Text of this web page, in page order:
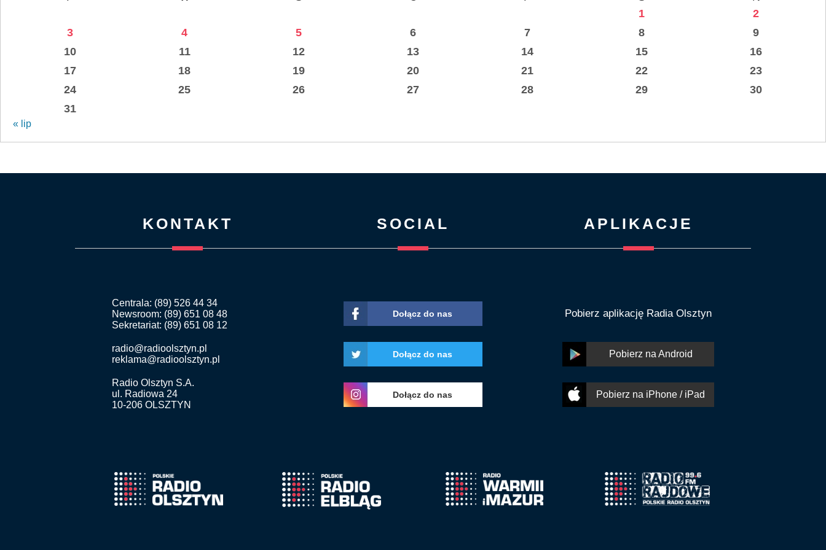
1
2
3
4 5 6 7 8
9
10
11 12 13 14 15
16
17
18 19 20 21 22
23
24
25 26 27 28 29
30
31
« lip
KONTAKT
Centrala: (89) 526 44 34
Newsroom: (89) 651 08 48
Sekretariat: (89) 651 08 12
radio@radioolsztyn.pl
reklama@radioolsztyn.pl
Radio Olsztyn S.A.
ul. Radiowa 24
10-206 OLSZTYN
SOCIAL
Dołącz do nas
Dołącz do nas
Dołącz do nas
APLIKACJE
Pobierz aplikację Radia Olsztyn
Pobierz na Android
Pobierz na iPhone / iPad